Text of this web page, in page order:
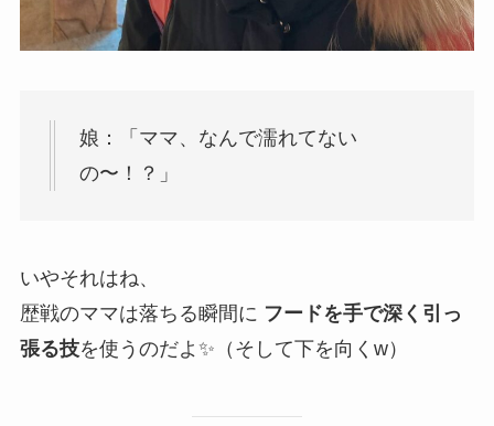
娘：「ママ、なんで濡れてない
の〜！？」
いやそれはね、
歴戦のママは落ちる瞬間に フードを手で深く引っ
張る技を使うのだよ✨（そして下を向くw）